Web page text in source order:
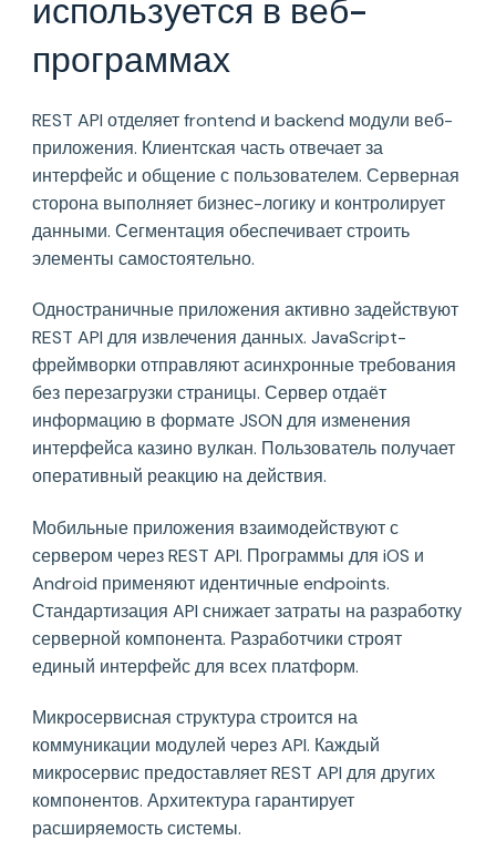
используется в веб-
программах
REST API отделяет frontend и backend модули веб-
приложения. Клиентская часть отвечает за
интерфейс и общение с пользователем. Серверная
сторона выполняет бизнес-логику и контролирует
данными. Сегментация обеспечивает строить
элементы самостоятельно.
Одностраничные приложения активно задействуют
REST API для извлечения данных. JavaScript-
фреймворки отправляют асинхронные требования
без перезагрузки страницы. Сервер отдаёт
информацию в формате JSON для изменения
интерфейса казино вулкан. Пользователь получает
оперативный реакцию на действия.
Мобильные приложения взаимодействуют с
сервером через REST API. Программы для iOS и
Android применяют идентичные endpoints.
Стандартизация API снижает затраты на разработку
серверной компонента. Разработчики строят
единый интерфейс для всех платформ.
Микросервисная структура строится на
коммуникации модулей через API. Каждый
микросервис предоставляет REST API для других
компонентов. Архитектура гарантирует
расширяемость системы.